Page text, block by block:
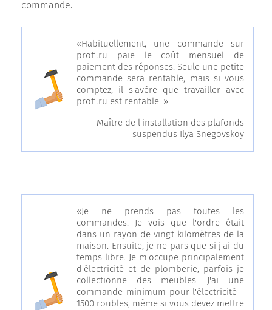
commande.
«Habituellement, une commande sur
profi.ru paie le coût mensuel de
paiement des réponses. Seule une petite
commande sera rentable, mais si vous
comptez, il s'avère que travailler avec
profi.ru est rentable. »
Maître de l'installation des plafonds
suspendus Ilya Snegovskoy
«Je ne prends pas toutes les
commandes. Je vois que l'ordre était
dans un rayon de vingt kilomètres de la
maison. Ensuite, je ne pars que si j'ai du
temps libre. Je m'occupe principalement
d'électricité et de plomberie, parfois je
collectionne des meubles. J'ai une
commande minimum pour l'électricité -
1500 roubles, même si vous devez mettre